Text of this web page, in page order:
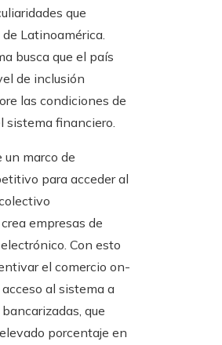
que
Latinoamérica.
busca que el país
de inclusión
las condiciones de
sistema financiero.
marco de
para acceder al
empresas de
Con esto
el comercio on-
al sistema a
que
porcentaje en